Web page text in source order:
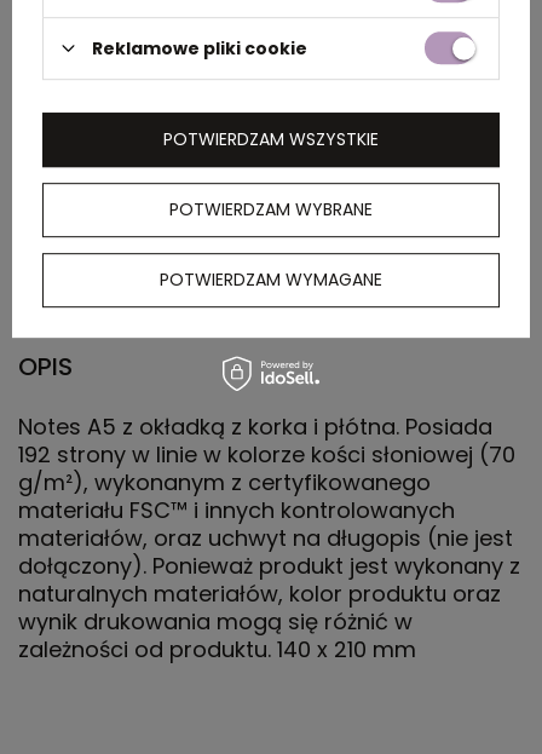
Waga
zewnętrznego
14.000
OPIS
Notes A5 z okładką z korka i płótna. Posiada
192 strony w linie w kolorze kości słoniowej (70
g/m²), wykonanym z certyfikowanego
materiału FSC™ i innych kontrolowanych
materiałów, oraz uchwyt na długopis (nie jest
dołączony). Ponieważ produkt jest wykonany z
naturalnych materiałów, kolor produktu oraz
wynik drukowania mogą się różnić w
zależności od produktu. 140 x 210 mm
Reklamowe pliki cookie
POTWIERDZAM WYBRANE
POTWIERDZAM WYMAGANE
POTWIERDZAM WSZYSTKIE